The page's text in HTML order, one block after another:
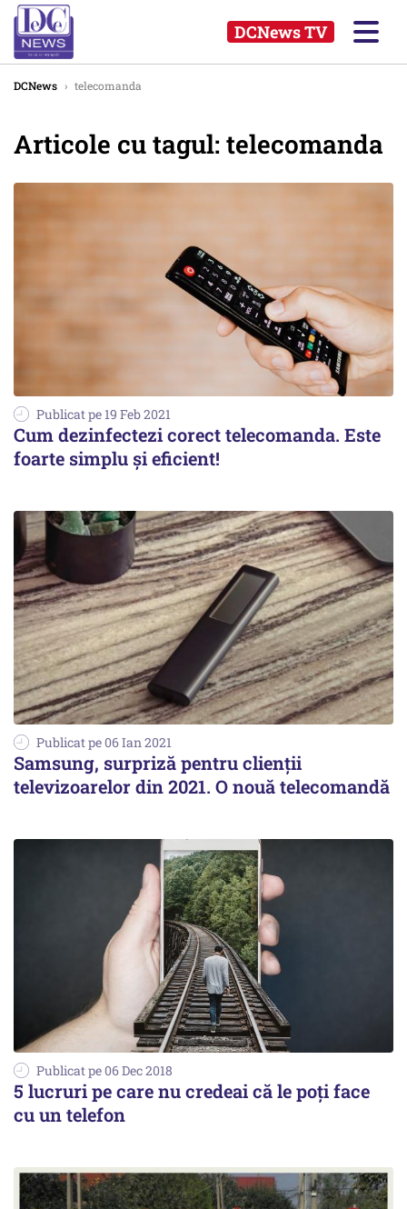
DCNews TV
DCNews › telecomanda
Articole cu tagul: telecomanda
Publicat pe 19 Feb 2021
Cum dezinfectezi corect telecomanda. Este
foarte simplu și eficient!
Publicat pe 06 Ian 2021
Samsung, surpriză pentru clienții
televizoarelor din 2021. O nouă telecomandă
Publicat pe 06 Dec 2018
5 lucruri pe care nu credeai că le poți face
cu un telefon